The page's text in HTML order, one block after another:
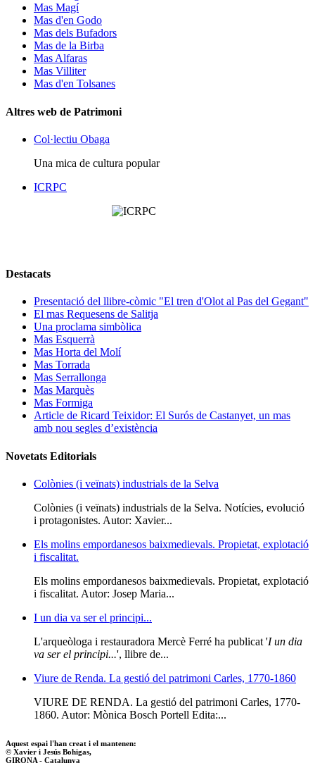
Mas Magí
Mas d'en Godo
Mas dels Bufadors
Mas de la Birba
Mas Alfaras
Mas Villiter
Mas d'en Tolsanes
Altres web de Patrimoni
Col·lectiu Obaga
Una mica de cultura popular
ICRPC
Destacats
Presentació del llibre-còmic "El tren d'Olot al Pas del Gegant"
El mas Requesens de Salitja
Una proclama simbòlica
Mas Esquerrà
Mas Horta del Molí
Mas Torrada
Mas Serrallonga
Mas Marquès
Mas Formiga
Article de Ricard Teixidor: El Surós de Castanyet, un mas
amb nou segles d’existència
Novetats Editorials
Colònies (i veïnats) industrials de la Selva
Colònies (i veïnats) industrials de la Selva. Notícies, evolució
i protagonistes. Autor: Xavier...
Els molins empordanesos baixmedievals. Propietat, explotació
i fiscalitat.
Els molins empordanesos baixmedievals. Propietat, explotació
i fiscalitat. Autor: Josep Maria...
I un dia va ser el principi...
L'arqueòloga i restauradora Mercè Ferré ha publicat 'I un dia
va ser el principi...', llibre de...
Viure de Renda. La gestió del patrimoni Carles, 1770-1860
VIURE DE RENDA. La gestió del patrimoni Carles, 1770-
1860. Autor: Mònica Bosch Portell Edita:...
Aquest espai l'han creat i el mantenen:
© Xavier i Jesús Bohigas,
GIRONA - Catalunya